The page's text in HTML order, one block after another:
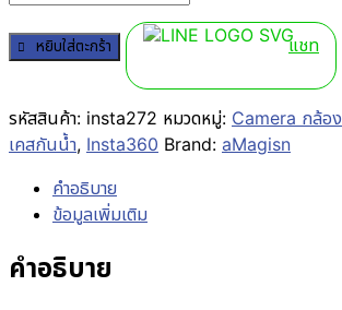
หยิบใส่ตะกร้า แชท
รหัสสินค้า: insta272 หมวดหมู่: Camera กล้อง
เคสกันน้ำ, Insta360 Brand: aMagisn
คำอธิบาย
ข้อมูลเพิ่มเติม
คำอธิบาย